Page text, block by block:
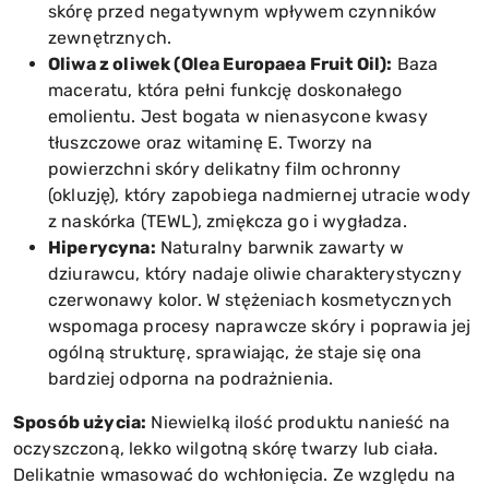
skórę przed negatywnym wpływem czynników
zewnętrznych.
Oliwa z oliwek (Olea Europaea Fruit Oil): Baza
maceratu, która pełni funkcję doskonałego
emolientu. Jest bogata w nienasycone kwasy
tłuszczowe oraz witaminę E. Tworzy na
powierzchni skóry delikatny film ochronny
(okluzję), który zapobiega nadmiernej utracie wody
z naskórka (TEWL), zmiękcza go i wygładza.
Hiperycyna: Naturalny barwnik zawarty w
dziurawcu, który nadaje oliwie charakterystyczny
czerwonawy kolor. W stężeniach kosmetycznych
wspomaga procesy naprawcze skóry i poprawia jej
ogólną strukturę, sprawiając, że staje się ona
bardziej odporna na podrażnienia.
Sposób użycia: Niewielką ilość produktu nanieść na
oczyszczoną, lekko wilgotną skórę twarzy lub ciała.
Delikatnie wmasować do wchłonięcia. Ze względu na